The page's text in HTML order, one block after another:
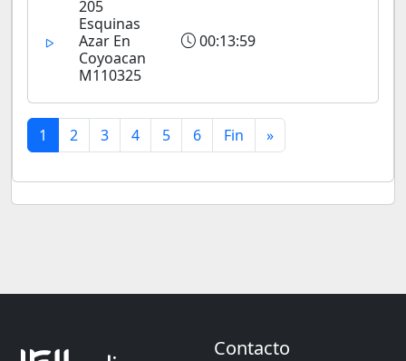
205
Esquinas
Azar En
Coyoacan
M110325
00:13:59
1 2 3 4 5 6 Fin »
Contacto